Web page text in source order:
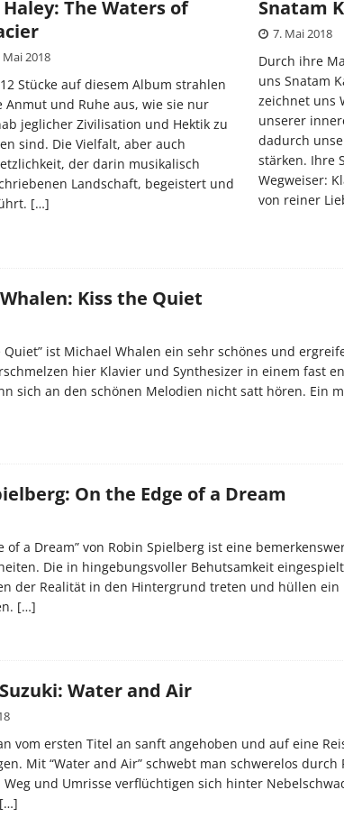
Haley: The Waters of
Mai 2018
Stücke auf diesem Album strahlen
Anmut und Ruhe aus, wie sie nur
jeglicher Zivilisation und Hektik zu
sind. Die Vielfalt, aber auch
der darin musikalisch
Landschaft, begeistert und
[…]
Snatam
7. Mai 2018
Durch ihre
uns Snatam
zeichnet uns
unserer
dadurch
stärken. Ihre
Wegweiser:
von reiner
Kiss the Quiet
Quiet” ist Michael Whalen ein sehr schönes und
hier Klavier und Synthesizer in einem fast
sich an den schönen Melodien nicht satt hören. Ein
On the Edge of a Dream
of a Dream” von Robin Spielberg ist eine
Die in hingebungsvoller Behutsamkeit
der Realität in den Hintergrund treten und hüllen ein
[…]
Water and Air
vom ersten Titel an sanft angehoben und auf eine
Mit “Water and Air” schwebt man schwerelos durch
Weg und Umrisse verflüchtigen sich hinter
[…]